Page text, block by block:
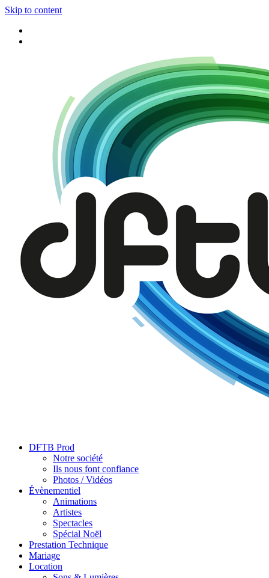
Skip to content
DFTB Prod
Notre société
Ils nous font confiance
Photos / Vidéos
Évènementiel
Animations
Artistes
Spectacles
Spécial Noël
Prestation Technique
Mariage
Location